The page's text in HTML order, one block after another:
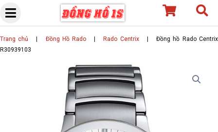
Skip
content
Trang chủ Đồng Hồ Rado Rado Centrix| Đồng hồ Rado Centrix
R30939103